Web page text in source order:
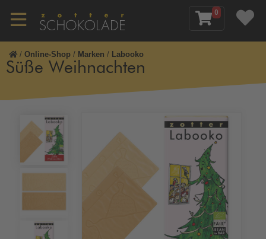
0
/ Online-Shop / Marken / Labooko
Süße Weihnachten